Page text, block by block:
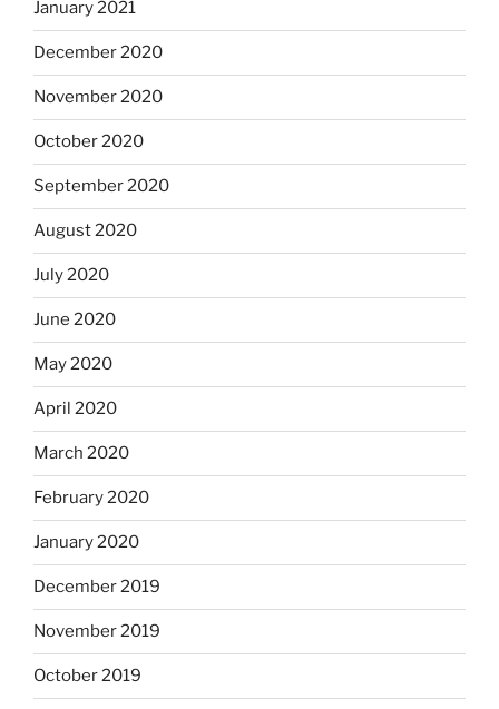
January 2021
December 2020
November 2020
October 2020
September 2020
August 2020
July 2020
June 2020
May 2020
April 2020
March 2020
February 2020
January 2020
December 2019
November 2019
October 2019